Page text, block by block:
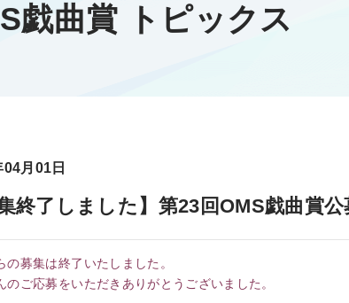
スの防災対策の取り組み
事業 ガス栓の増設と取り替え
い 敷地内・建物内で工事をする際のお願い
ガス工事のお申込み方法
ごあいさつ
・キャリアイメージ
戯曲賞 トピックス
月01日
集終了しました】第23回OMS戯曲賞
募集は終了いたしました。
のご応募をいただきありがとうございました。